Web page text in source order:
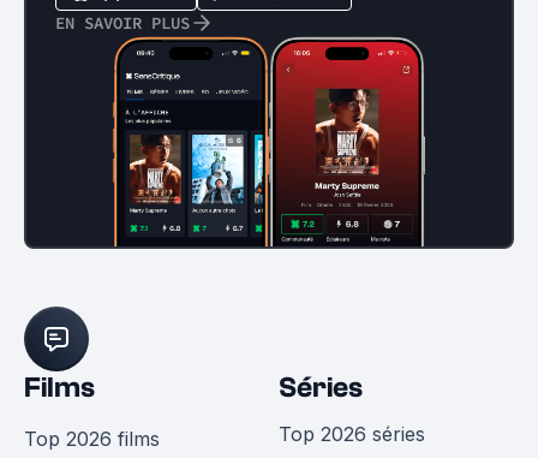
EN SAVOIR PLUS
Films
Top 2026 films
Séries
Top 2026 séries